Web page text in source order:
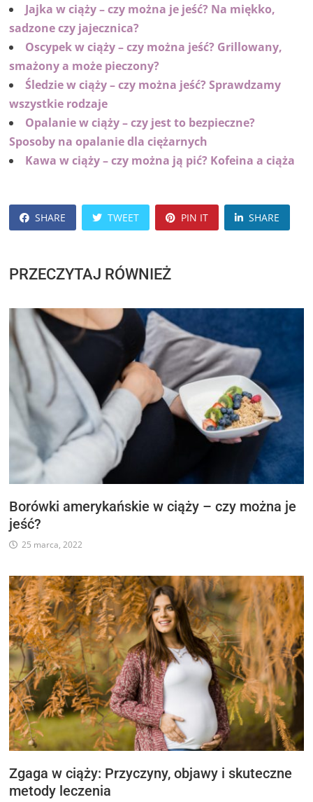
Jajka w ciąży – czy można je jeść? Na miękko,
sadzone czy jajecznica?
Oscypek w ciąży – czy można jeść? Grillowany,
smażony a może pieczony?
Śledzie w ciąży – czy można jeść? Sprawdzamy
wszystkie rodzaje
Opalanie w ciąży – czy jest to bezpieczne?
Sposoby na opalanie dla ciężarnych
Kawa w ciąży – czy można ją pić? Kofeina a ciąża
SHARE TWEET PIN IT SHARE
PRZECZYTAJ RÓWNIEŻ
Borówki amerykańskie w ciąży – czy można je
jeść?
25 marca, 2022
Zgaga w ciąży: Przyczyny, objawy i skuteczne
metody leczenia